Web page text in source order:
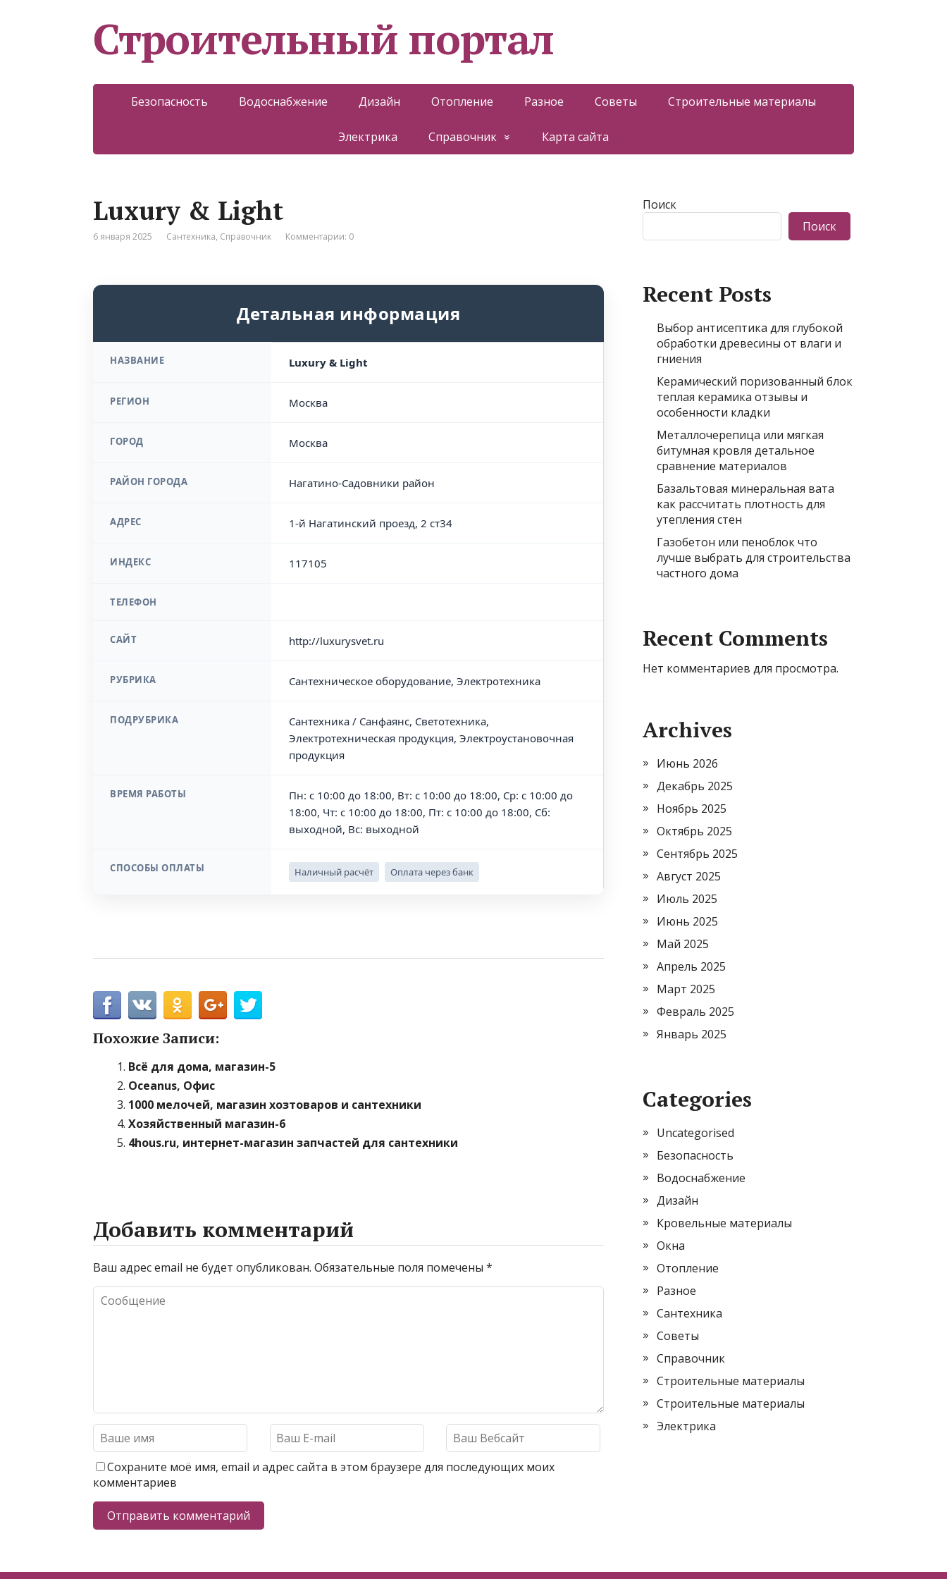
Строительный портал
Безопасность Водоснабжение Дизайн Отопление Разное Советы Строительные материалы
Электрика Справочник Карта сайта
Luxury & Light
6 января 2025 Сантехника, Справочник Комментарии: 0
Детальная информация
НАЗВАНИЕ Luxury & Light
РЕГИОН Москва
ГОРОД Москва
РАЙОН ГОРОДА Нагатино-Садовники район
АДРЕС 1-й Нагатинский проезд, 2 ст34
ИНДЕКС 117105
ТЕЛЕФОН
САЙТ http://luxurysvet.ru
РУБРИКА Сантехническое оборудование, Электротехника
ПОДРУБРИКА
Сантехника / Санфаянс, Светотехника,
Электротехническая продукция, Электроустановочная
продукция
ВРЕМЯ РАБОТЫ
Пн: с 10:00 до 18:00, Вт: с 10:00 до 18:00, Ср: с 10:00 до
18:00, Чт: с 10:00 до 18:00, Пт: с 10:00 до 18:00, Сб:
выходной, Вс: выходной
СПОСОБЫ ОПЛАТЫ Наличный расчёт Оплата через банк
Похожие Записи:
Всё для дома, магазин-5
Oceanus, Офис
1000 мелочей, магазин хозтоваров и сантехники
Хозяйственный магазин-6
4hous.ru, интернет-магазин запчастей для сантехники
Добавить комментарий
Ваш адрес email не будет опубликован. Обязательные поля помечены *
Сохраните моё имя, email и адрес сайта в этом браузере для последующих моих
комментариев
Поиск
Поиск
Recent Posts
Выбор антисептика для глубокой
обработки древесины от влаги и
гниения
Керамический поризованный блок
теплая керамика отзывы и
особенности кладки
Металлочерепица или мягкая
битумная кровля детальное
сравнение материалов
Базальтовая минеральная вата
как рассчитать плотность для
утепления стен
Газобетон или пеноблок что
лучше выбрать для строительства
частного дома
Recent Comments
Нет комментариев для просмотра.
Archives
Июнь 2026
Декабрь 2025
Ноябрь 2025
Октябрь 2025
Сентябрь 2025
Август 2025
Июль 2025
Июнь 2025
Май 2025
Апрель 2025
Март 2025
Февраль 2025
Январь 2025
Categories
Uncategorised
Безопасность
Водоснабжение
Дизайн
Кровельные материалы
Окна
Отопление
Разное
Сантехника
Советы
Справочник
Строительные материалы
Строительные материалы
Электрика